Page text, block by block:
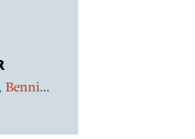
, Benni